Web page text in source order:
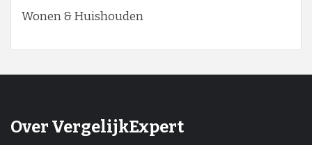
Wonen & Huishouden
Over VergelijkExpert